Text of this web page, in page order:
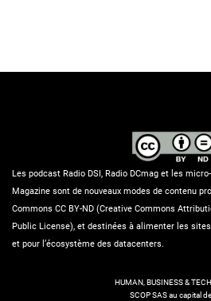
Les podcast Radio DSI, Radio DCmag et les
Magazine sont de nouveaux modes de contenu
Commons CC BY-ND (Creative Commons
Public License), et destinées à alimenter les
et pour l’écosystème des datacenters.
HUMAN, BUSINESS &
SCOP SAS au capital